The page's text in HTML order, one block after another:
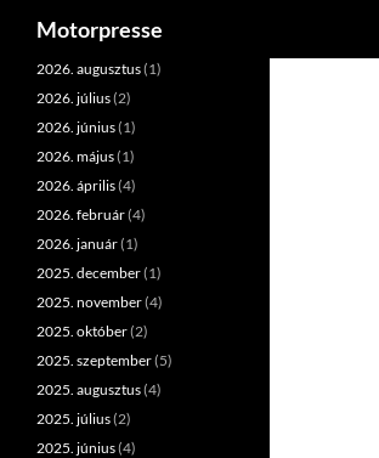
Kilépés
tartalomba
Motorpresse
2026. augusztus(1)
2026. július(2)
2026. június(1)
2026. május(1)
2026. április(4)
2026. február(4)
2026. január(1)
2025. december(1)
2025. november(4)
2025. október(2)
2025. szeptember(5)
2025. augusztus(4)
2025. július(2)
2025. június(4)